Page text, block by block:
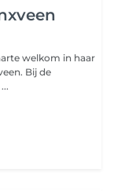
welkom in haar
Bij de